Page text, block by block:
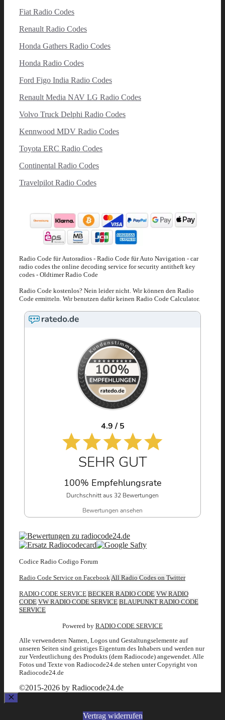
Fiat Radio Codes
Renault Radio Codes
Honda Gathers Radio Codes
Honda Radio Codes
Ford Figo India Radio Codes
Renault Media NAV LG Radio Codes
Volvo Truck Delphi Radio Codes
Kennwood MDV Radio Codes
Toyota ERC Radio Codes
Continental Radio Codes
Travelpilot Radio Codes
Radio Code für Autoradios - Radio Code für Auto Navigation - car
radio codes the online decoding service for security antitheft key
codes - Oldtimer Radio Code
Radio Code kostenlos? Nein leider nicht. Wir können den Radio
Code ermitteln. Wir benutzen dafür keinen Radio Code Calculator.
4.9 / 5
SEHR GUT
100% Empfehlungsrate
Durchschnitt aus 32 Bewertungen
Bewertungen ansehen
Codice Radio Codigo Forum
Radio Code Service on FacebookAll Radio Codes on Twitter
RADIO CODE SERVICE BECKER RADIO CODE VW RADIO
CODE VW RADIO CODE SERVICE BLAUPUNKT RADIO CODE
SERVICE
Powered by RADIO CODE SERVICE
Alle verwendeten Namen, Logos und Gestaltungselemente auf
unseren Seiten sind geistiges Eigentum des Inhabers und werden nur
zur Verdeutlichung des Produkts (dem Radiocode) angewendet. Alle
Fotos und Texte von Radiocode24.de stehen unter Copyright von
Radiocode24.de
©2015-2026 by Radiocode24.de
Vertrag widerrufen